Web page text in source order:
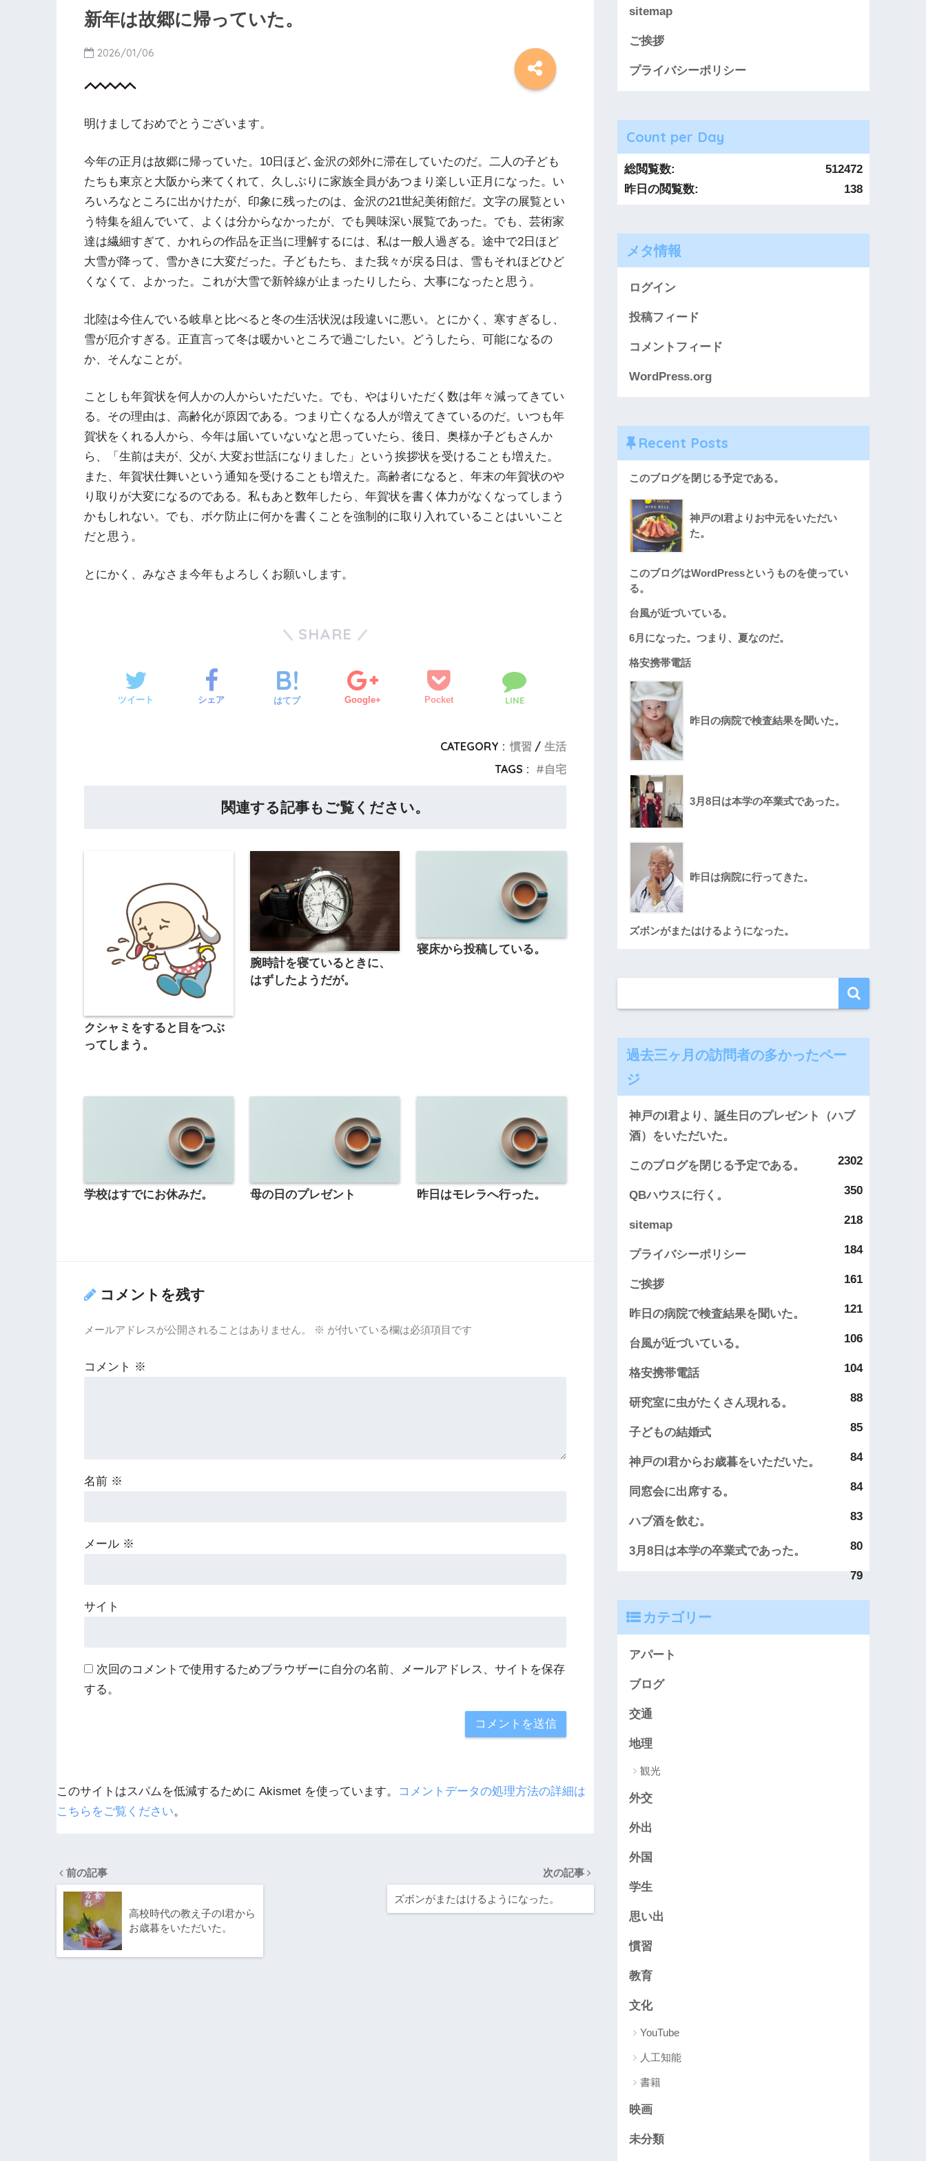
新年は故郷に帰っていた。
2026/01/06
明けましておめでとうございます。
今年の正月は故郷に帰っていた。10日ほど､金沢の郊外に滞在していたのだ。二人の子ども
たちも東京と大阪から来てくれて、久しぶりに家族全員があつまり楽しい正月になった。い
ろいろなところに出かけたが、印象に残ったのは、金沢の21世紀美術館だ。文字の展覧とい
う特集を組んでいて、よくは分からなかったが、でも興味深い展覧であった。でも、芸術家
達は繊細すぎて、かれらの作品を正当に理解するには、私は一般人過ぎる。途中で2日ほど
大雪が降って、雪かきに大変だった。子どもたち、また我々が戻る日は、雪もそれほどひど
くなくて、よかった。これが大雪で新幹線が止まったりしたら、大事になったと思う。
北陸は今住んでいる岐阜と比べると冬の生活状況は段違いに悪い。とにかく、寒すぎるし、
雪が厄介すぎる。正直言って冬は暖かいところで過ごしたい。どうしたら、可能になるの
か、そんなことが。
ことしも年賀状を何人かの人からいただいた。でも、やはりいただく数は年々減ってきてい
る。その理由は、高齢化が原因である。つまり亡くなる人が増えてきているのだ。いつも年
賀状をくれる人から、今年は届いていないなと思っていたら、後日、奥様か子どもさんか
ら、「生前は夫が、父が､大変お世話になりました」という挨拶状を受けることも増えた。
また、年賀状仕舞いという通知を受けることも増えた。高齢者になると、年末の年賀状のや
り取りが大変になるのである。私もあと数年したら、年賀状を書く体力がなくなってしまう
かもしれない。でも、ボケ防止に何かを書くことを強制的に取り入れていることはいいこと
だと思う。
とにかく、みなさま今年もよろしくお願いします。
SHARE
ツイート シェア はてブ Google+ Pocket LINE
CATEGORY : 慣習
生活
TAGS :
自宅
関連する記事もご覧ください。
クシャミをすると目をつぶ
ってしまう。
腕時計を寝ているときに、
はずしたようだが。
寝床から投稿している。
学校はすでにお休みだ。 母の日のプレゼント 昨日はモレラへ行った。
コメントを残す
メールアドレスが公開されることはありません。 ※ が付いている欄は必須項目です
コメント ※
名前 ※
メール ※
サイト
次回のコメントで使用するためブラウザーに自分の名前、メールアドレス、サイトを保存
する。
このサイトはスパムを低減するために Akismet を使っています。
コメントデータの処理方法の詳細は
こちらをご覧ください。
前の記事
高校時代の教え子のI君から
お歳暮をいただいた。
次の記事
ズボンがまたはけるようになった。
sitemap
ご挨拶
プライバシーポリシー
Count per Day
512472
総閲覧数:
138
昨日の閲覧数:
メタ情報
ログイン
投稿フィード
コメントフィード
WordPress.org
Recent Posts
このブログを閉じる予定である。
神戸のI君よりお中元をいただい
た。
このブログはWordPressというものを使ってい
る。
台風が近づいている。
6月になった。つまり、夏なのだ。
格安携帯電話
昨日の病院で検査結果を聞いた。
3月8日は本学の卒業式であった。
昨日は病院に行ってきた。
ズボンがまたはけるようになった。
過去三ヶ月の訪問者の多かったペー
ジ
神戸のI君より、誕生日のプレゼント（ハブ
酒）をいただいた。
2302
このブログを閉じる予定である。
350
QBハウスに行く。
218
sitemap
184
プライバシーポリシー
161
ご挨拶
121
昨日の病院で検査結果を聞いた。
106
台風が近づいている。
104
格安携帯電話
88
研究室に虫がたくさん現れる。
85
子どもの結婚式
84
神戸のI君からお歳暮をいただいた。
84
同窓会に出席する。
83
ハブ酒を飲む。
80
3月8日は本学の卒業式であった。
79
カテゴリー
アパート
ブログ
交通
地理
観光
外交
外出
外国
学生
思い出
慣習
教育
文化
YouTube
人工知能
書籍
映画
未分類